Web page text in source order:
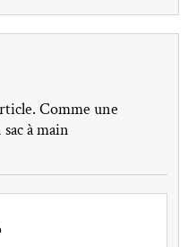
Comme une
à main